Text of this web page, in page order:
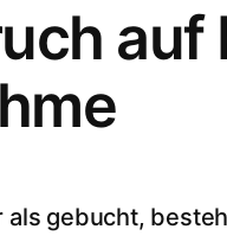
als gebucht,